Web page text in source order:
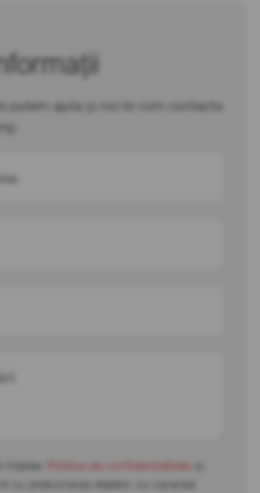
putem ajuta și noi te vom contacta
înțeles Politica de confidențialitate
cu prelucrarea datelor cu caracter